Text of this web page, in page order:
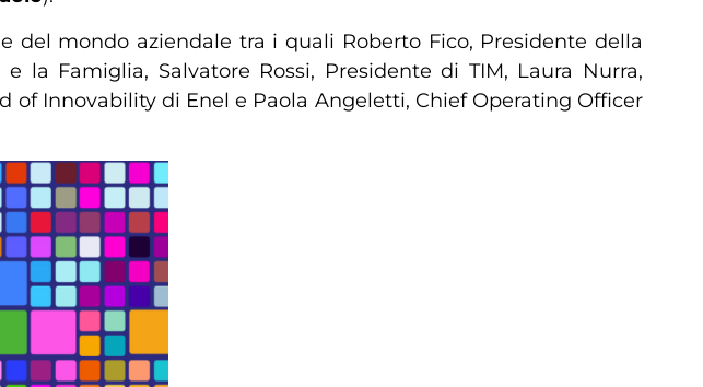
mondo aziendale tra i quali Roberto Fico, Presidente della
Famiglia, Salvatore Rossi, Presidente di TIM, Laura Nurra,
of Innovability di Enel e Paola Angeletti, Chief Operating Officer